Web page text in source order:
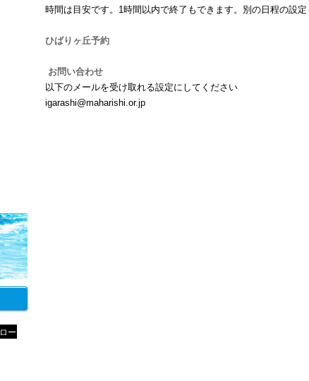
時間は目安です。1時間以内で終了もできます。別の日程の設
ひばりヶ丘予約
お問い合わせ
以下のメールを受け取れる設定にしてください
igarashi@maharishi.or.jp